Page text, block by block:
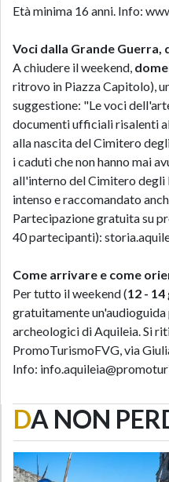
Età minima 16 anni. Info:
Voci dalla Grande
A chiudere il weekend,
ritrovo in Piazza Capitolo),
suggestione: "Le voci
documenti ufficiali risalenti
alla nascita del Cimitero
i caduti che non hanno mai
all'interno del Cimitero degli
intenso e raccomandato
Partecipazione gratuita su
40 partecipanti):
Come arrivare e come
Per tutto il weekend (12 -
gratuitamente
archeologici di Aquileia. Si
PromoTurismoFVG, via
Info:
DA NON